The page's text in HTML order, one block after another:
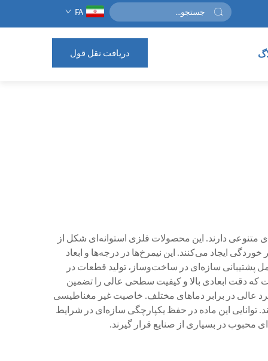
FA
دریافت نقل قول
دارند. این محصولات فلزی استوانه‌ای شکل از
ایجاد می‌کنند. این نیمرخ‌ها در درجه‌ها و ابعاد
سازه‌ای در ساخت‌وساز، تولید قطعات در
دقت ابعادی بالا و کیفیت سطحی عالی را تضمین
عالی در برابر دماهای مختلف. خاصیت غیر مغناطیسی
توانایی این ماده در حفظ یکپارچگی سازه‌ای در شرایط
محبوب در بسیاری از صنایع قرار گیرند.